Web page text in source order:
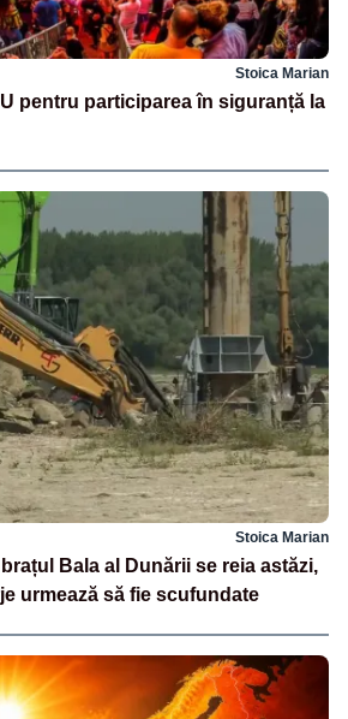
Stoica Marian
pentru participarea în siguranță la
Stoica Marian
Bala al Dunării se reia astăzi,
urmează să fie scufundate